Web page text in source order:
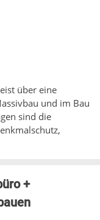
über eine
und im Bau
sind die
+